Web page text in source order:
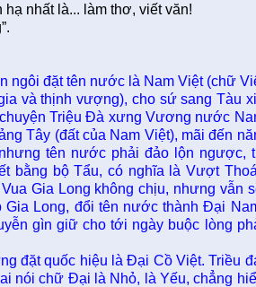
nhất là... làm thơ, viết văn!
ngôi đặt tên nước là Nam Việt (chữ
và thịnh vượng), cho sứ sang Tàu
Triệu Ðà xưng Vương nước
Tây (đất của Nam Việt), mãi đến
tên nước phải đảo lộn ngược,
bằng bộ Tẩu, có nghĩa là Vượt
Gia Long không chịu, nhưng vẫn
Long, đổi tên nước thành Ðại
gìn giữ cho tới ngày buộc lòng
đặt quốc hiệu là Ðại Cồ Việt. Triều
nói chữ Ðại là Nhỏ, là Yếu, chẳng